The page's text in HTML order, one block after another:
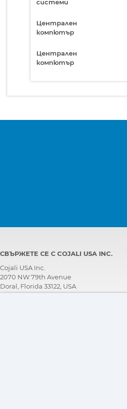
системи
Централен
компютър
Централен
компютър
СВЪРЖЕТЕ СЕ С COJALI USA INC.
Cojali USA Inc.
2070 NW 79th Avenue
Doral, Florida 33122, USA